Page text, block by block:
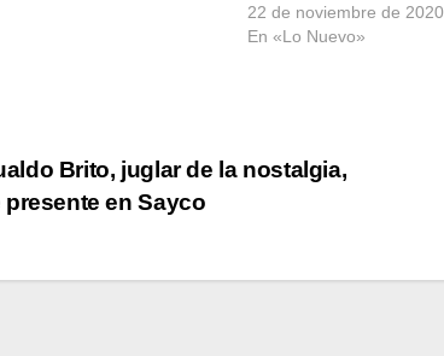
22 de noviembre de 2020
En «Lo Nuevo»
Brito, juglar de la nostalgia,
en Sayco